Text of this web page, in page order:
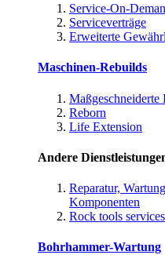
Service-On-
Serviceverträge
Erweiterte
Maschinen-Rebuilds
Maßgeschneiderte
Reborn
Life Extension
Andere
Reparatur,
Komponenten
Rock tools services
Bohrhammer-Wartung